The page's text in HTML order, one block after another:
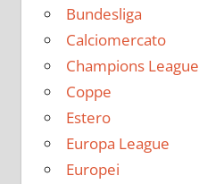
Bundesliga
Calciomercato
Champions League
Coppe
Estero
Europa League
Europei